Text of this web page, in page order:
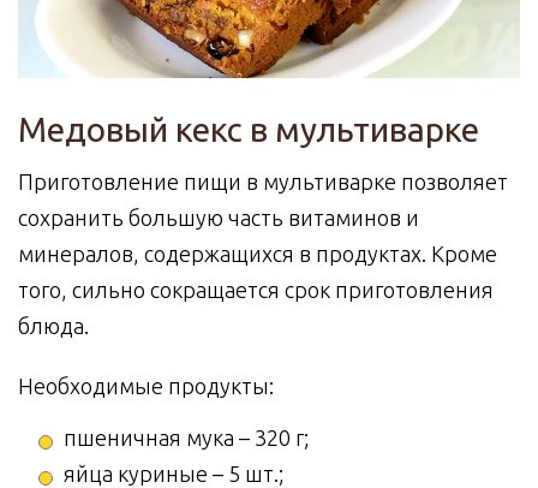
Медовый кекс в мультиварке
Приготовление пищи в мультиварке позволяет
сохранить большую часть витаминов и
минералов, содержащихся в продуктах. Кроме
того, сильно сокращается срок приготовления
блюда.
Необходимые продукты:
пшеничная мука – 320 г;
яйца куриные – 5 шт.;